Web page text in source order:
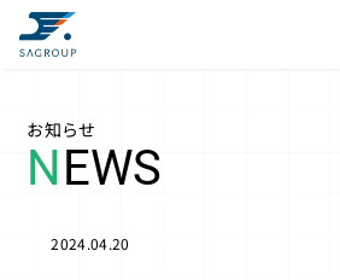
お知らせ
NEWS
2024.04.20